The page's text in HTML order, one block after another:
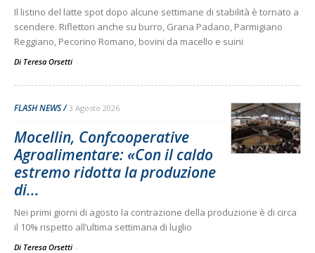
Il listino del latte spot dopo alcune settimane di stabilità è tornato a
scendere. Riflettori anche su burro, Grana Padano, Parmigiano
Reggiano, Pecorino Romano, bovini da macello e suini
Di Teresa Orsetti -
FLASH NEWS 3 Agosto 2026
Mocellin, Confcooperative
Agroalimentare: «Con il caldo
estremo ridotta la produzione
di...
Nei primi giorni di agosto la contrazione della produzione è di circa
il 10% rispetto all’ultima settimana di luglio
Di Teresa Orsetti -